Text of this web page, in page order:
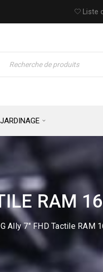
Liste
RAM
Ally 7″ FHD Tactile RAM